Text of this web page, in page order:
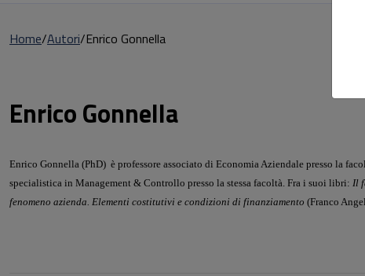
Home Autori Enrico Gonnella
Enrico Gonnella
Enrico Gonnella (PhD) è professore associato di Economia Aziendale presso la
specialistica in Management & Controllo presso la stessa facoltà. Fra i suoi libri: Il
fenomeno azienda. Elementi costitutivi e condizioni di finanziamento (Franco